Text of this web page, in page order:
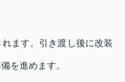
ます。引き渡し後に改装
を進めます。